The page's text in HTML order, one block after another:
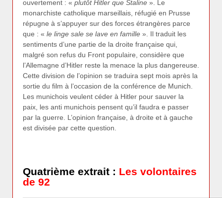
ouvertement : « plutôt Hitler que Staline ». Le
monarchiste catholique marseillais, réfugié en Prusse
répugne à s’appuyer sur des forces étrangères parce
que : « le linge sale se lave en famille ». Il traduit les
sentiments d’une partie de la droite française qui,
malgré son refus du Front populaire, considère que
l’Allemagne d’Hitler reste la menace la plus dangereuse.
Cette division de l’opinion se traduira sept mois après la
sortie du film à l’occasion de la conférence de Munich.
Les munichois veulent céder à Hitler pour sauver la
paix, les anti munichois pensent qu’il faudra e passer
par la guerre. L’opinion française, à droite et à gauche
est divisée par cette question.
Quatrième extrait : Les volontaires
de 92